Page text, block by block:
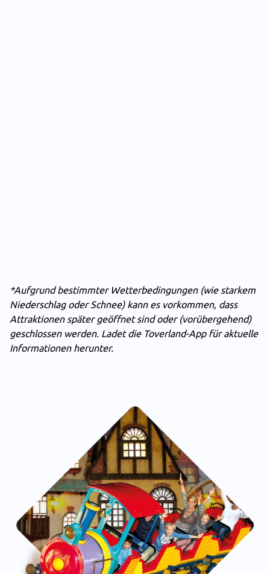
*Aufgrund bestimmter Wetterbedingungen (wie starkem
Niederschlag oder Schnee) kann es vorkommen, dass
Attraktionen später geöffnet sind oder (vorübergehend)
geschlossen werden. Ladet die Toverland-Appfür aktuelle
Informationen herunter.